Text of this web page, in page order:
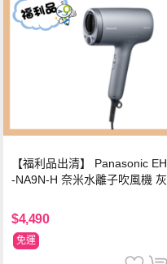
【福利品出清】 Panasonic EH
-NA9N-H 奈米水離子吹風機 灰
$4,490
免運